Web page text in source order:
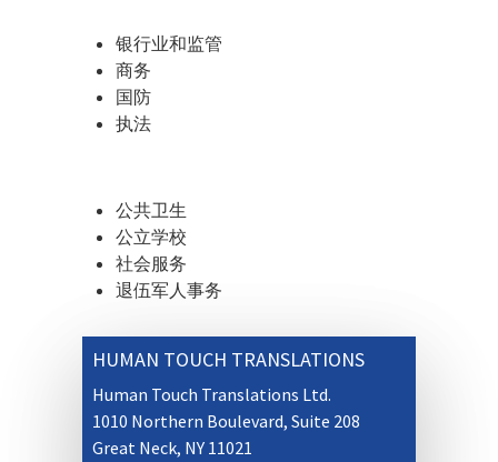
银行业和监管
商务
国防
执法
公共卫生
公立学校
社会服务
退伍军人事务
HUMAN TOUCH TRANSLATIONS
Human Touch Translations Ltd.
1010 Northern Boulevard, Suite 208
Great Neck, NY 11021